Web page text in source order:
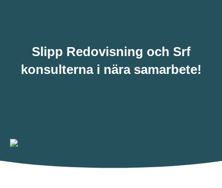
Slipp Redovisning och Srf
konsulterna i nära samarbete!